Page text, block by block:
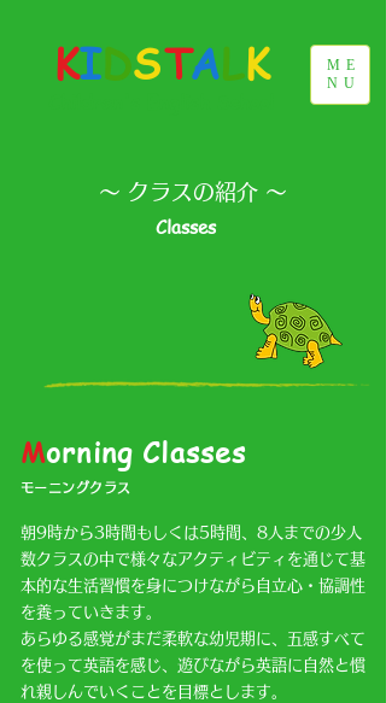
ME
NU
KIDSTALK
Morning Classes
​モーニングクラス
朝9時から3時間もしくは5時間、8人までの少人
数クラスの中で様々なアクティビティを通じて基
本的な生活習慣を身につけながら自立心・協調性
を養っていきます。
あらゆる感覚がまだ柔軟な幼児期に、五感すべて
を使って英語を感じ、遊びながら英語に自然と慣
れ親しんでいくことを目標とします。
​〜 クラスの紹介 〜
Classes